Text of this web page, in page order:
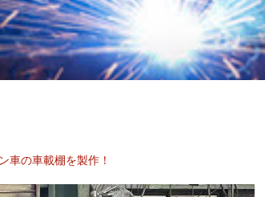
車の車載棚を製作！